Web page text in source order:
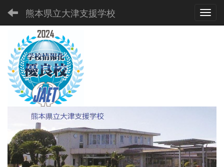
熊本県立大津支援学校